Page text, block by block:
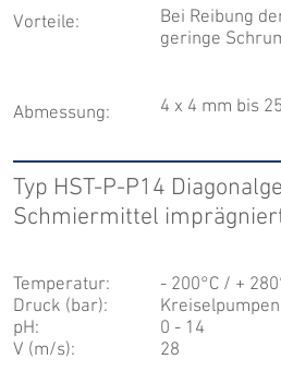
Vorteile:
Abmessung:
Bei Reibung
geringe
4 x 4 mm bis
Typ HST-P-P14
Schmiermittel
Temperatur:
Druck (bar):
pH:
V (m/s):
- 200°C / +
0 - 14
28